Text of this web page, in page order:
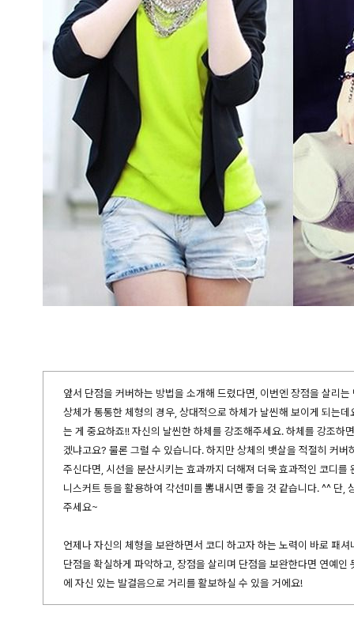
앞서 단점을 커버하는 방법을 소개해 드렸다면, 이번엔 장점을 살리
상체가 통통한 체형의 경우, 상대적으로 하체가 날씬해 보이게 되는
는 게 중요하죠!! 자신의 날씬한 하체를 강조해주세요. 하체를 강조하
겠냐고요? 물론 그럴 수 있습니다. 하지만 상체의 뱃살을 적절히 커
주신다면, 시선을 분산시키는 효과까지 더해져 더욱 효과적인 코디를
니스커트 등을 활용하여 각선미를 뽐내시면 좋을 것 같습니다. ^^ 단,
주세요~
언제나 자신의 체형을 보완하면서 코디 하고자 하는 노력이 바로 패
단점을 확실하게 파악하고, 장점을 살리며 단점을 보완한다면 연예인
에 자신 있는 발걸음으로 거리를 활보하실 수 있을 거에요!